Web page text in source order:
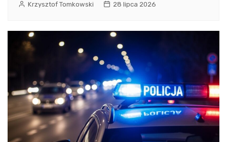
Krzysztof Tomkowski 28 lipca 2026